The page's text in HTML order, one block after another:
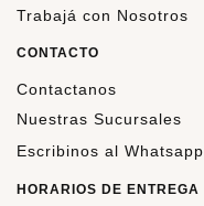
Trabajá con Nosotros
CONTACTO
Contactanos
Nuestras Sucursales
Escribinos al Whatsapp
HORARIOS DE ENTREGA